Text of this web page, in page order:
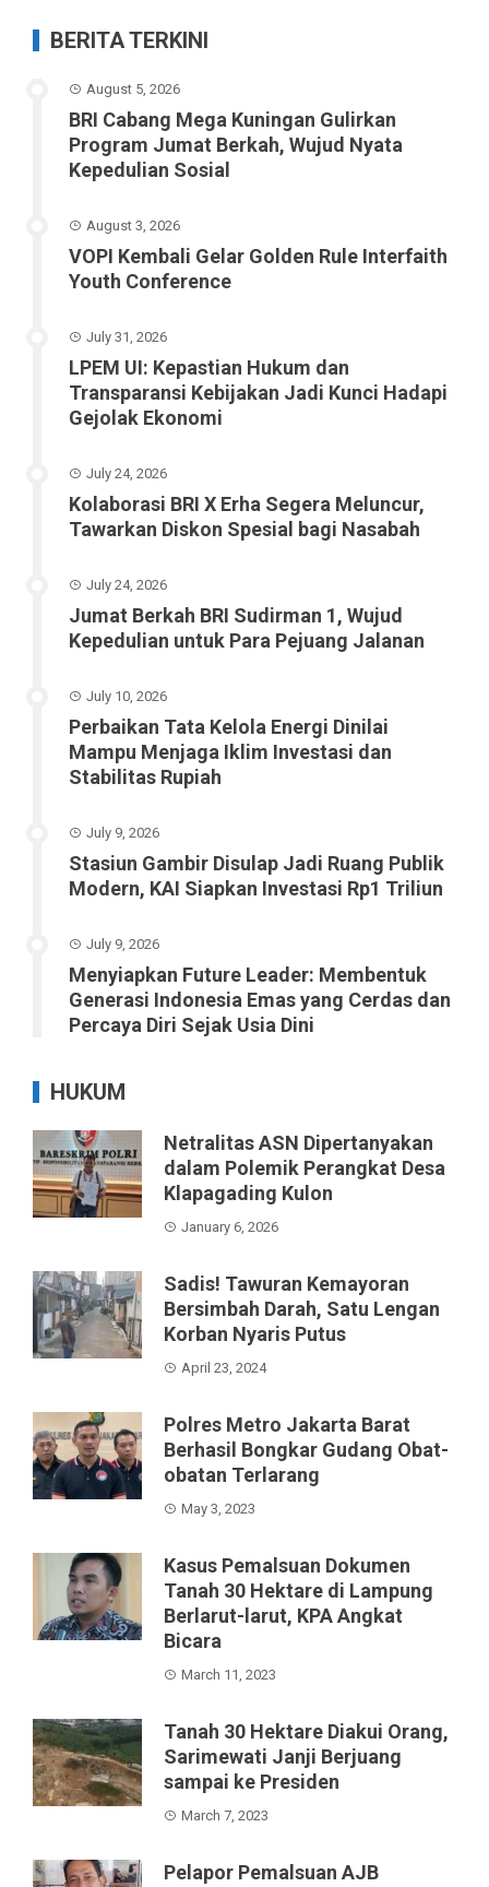
BERITA TERKINI
August 5, 2026
BRI Cabang Mega Kuningan Gulirkan
Program Jumat Berkah, Wujud Nyata
Kepedulian Sosial
August 3, 2026
VOPI Kembali Gelar Golden Rule Interfaith
Youth Conference
July 31, 2026
LPEM UI: Kepastian Hukum dan
Transparansi Kebijakan Jadi Kunci Hadapi
Gejolak Ekonomi
July 24, 2026
Kolaborasi BRI X Erha Segera Meluncur,
Tawarkan Diskon Spesial bagi Nasabah
July 24, 2026
Jumat Berkah BRI Sudirman 1, Wujud
Kepedulian untuk Para Pejuang Jalanan
July 10, 2026
Perbaikan Tata Kelola Energi Dinilai
Mampu Menjaga Iklim Investasi dan
Stabilitas Rupiah
July 9, 2026
Stasiun Gambir Disulap Jadi Ruang Publik
Modern, KAI Siapkan Investasi Rp1 Triliun
July 9, 2026
Menyiapkan Future Leader: Membentuk
Generasi Indonesia Emas yang Cerdas dan
Percaya Diri Sejak Usia Dini
HUKUM
Netralitas ASN Dipertanyakan
dalam Polemik Perangkat Desa
Klapagading Kulon
January 6, 2026
Sadis! Tawuran Kemayoran
Bersimbah Darah, Satu Lengan
Korban Nyaris Putus
April 23, 2024
Polres Metro Jakarta Barat
Berhasil Bongkar Gudang Obat-
obatan Terlarang
May 3, 2023
Kasus Pemalsuan Dokumen
Tanah 30 Hektare di Lampung
Berlarut-larut, KPA Angkat
Bicara
March 11, 2023
Tanah 30 Hektare Diakui Orang,
Sarimewati Janji Berjuang
sampai ke Presiden
March 7, 2023
Pelapor Pemalsuan AJB